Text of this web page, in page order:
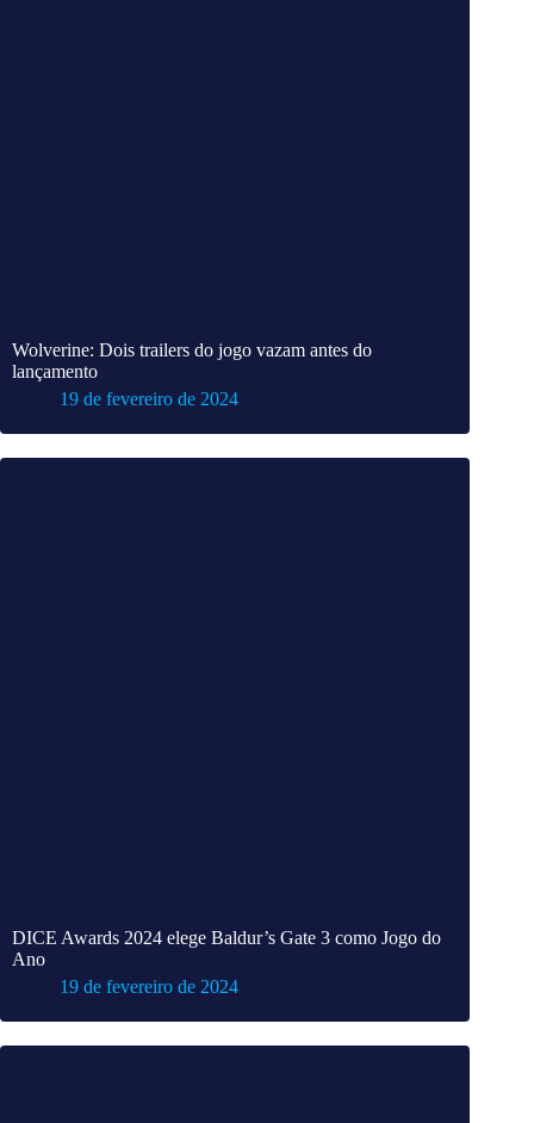
Wolverine: Dois trailers do jogo vazam antes do
lançamento
19 de fevereiro de 2024
DICE Awards 2024 elege Baldur’s Gate 3 como Jogo do
Ano
19 de fevereiro de 2024